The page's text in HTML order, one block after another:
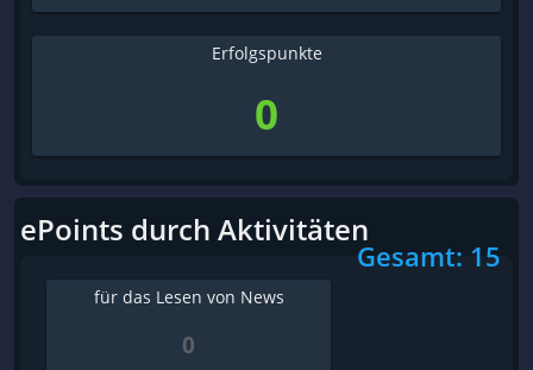
Erfolgspunkte
0
ePoints durch Aktivitäten
Gesamt: 15
für das Lesen von News
0